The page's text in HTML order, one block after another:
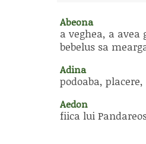
Abeona
a veghea, a
bebelus sa
Adina
podoaba,
Aedon
fiica lui